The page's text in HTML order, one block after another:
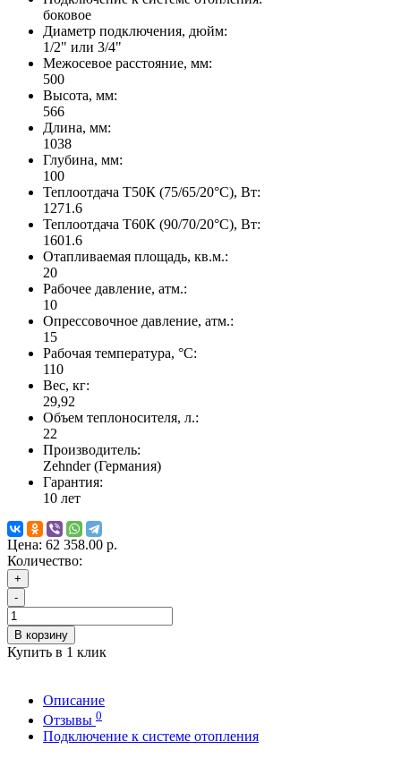
боковое
Диаметр подключения, дюйм:
1/2" или 3/4"
Межосевое расстояние, мм:
500
Высота, мм:
566
Длина, мм:
1038
Глубина, мм:
100
Теплоотдача Т50К (75/65/20°C), Вт:
1271.6
Теплоотдача Т60К (90/70/20°C), Вт:
1601.6
Отапливаемая площадь, кв.м.:
20
Рабочее давление, атм.:
10
Опрессовочное давление, атм.:
15
Рабочая температура, °C:
110
Вес, кг:
29,92
Объем теплоносителя, л.:
22
Производитель:
Zehnder (Германия)
Гарантия:
10 лет
Цена: 62 358.00 р.
Количество:
+
-
В корзину
Купить в 1 клик
Описание
Отзывы 0
Подключение к системе отопления